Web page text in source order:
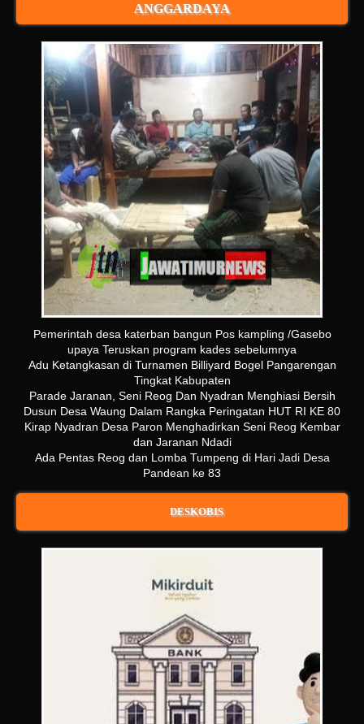
ANGGARDAYA
Pemerintah desa katerban bangun Pos kampling /Gasebo
upaya Teruskan program kades sebelumnya
Adu Ketangkasan di Turnamen Billiyard Bogel Pangarengan
Tingkat Kabupaten
Parade Jaranan, Seni Reog Dan Nyadran Menghiasi Bersih
Dusun Desa Waung Dalam Rangka Peringatan HUT RI KE 80
Kirap Nyadran Desa Paron Menghadirkan Seni Reog Kembar
dan Jaranan Ndadi
Ada Pentas Reog dan Lomba Tumpeng di Hari Jadi Desa
Pandean ke 83
DESKOBIS